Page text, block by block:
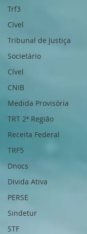
Trf3
Cível
Tribunal de Justiça
Societário
Cível
CNIB
Medida Provisória
TRT 2ª Região
Receita Federal
TRF5
Dnocs
Divida Ativa
PERSE
Sindetur
STF